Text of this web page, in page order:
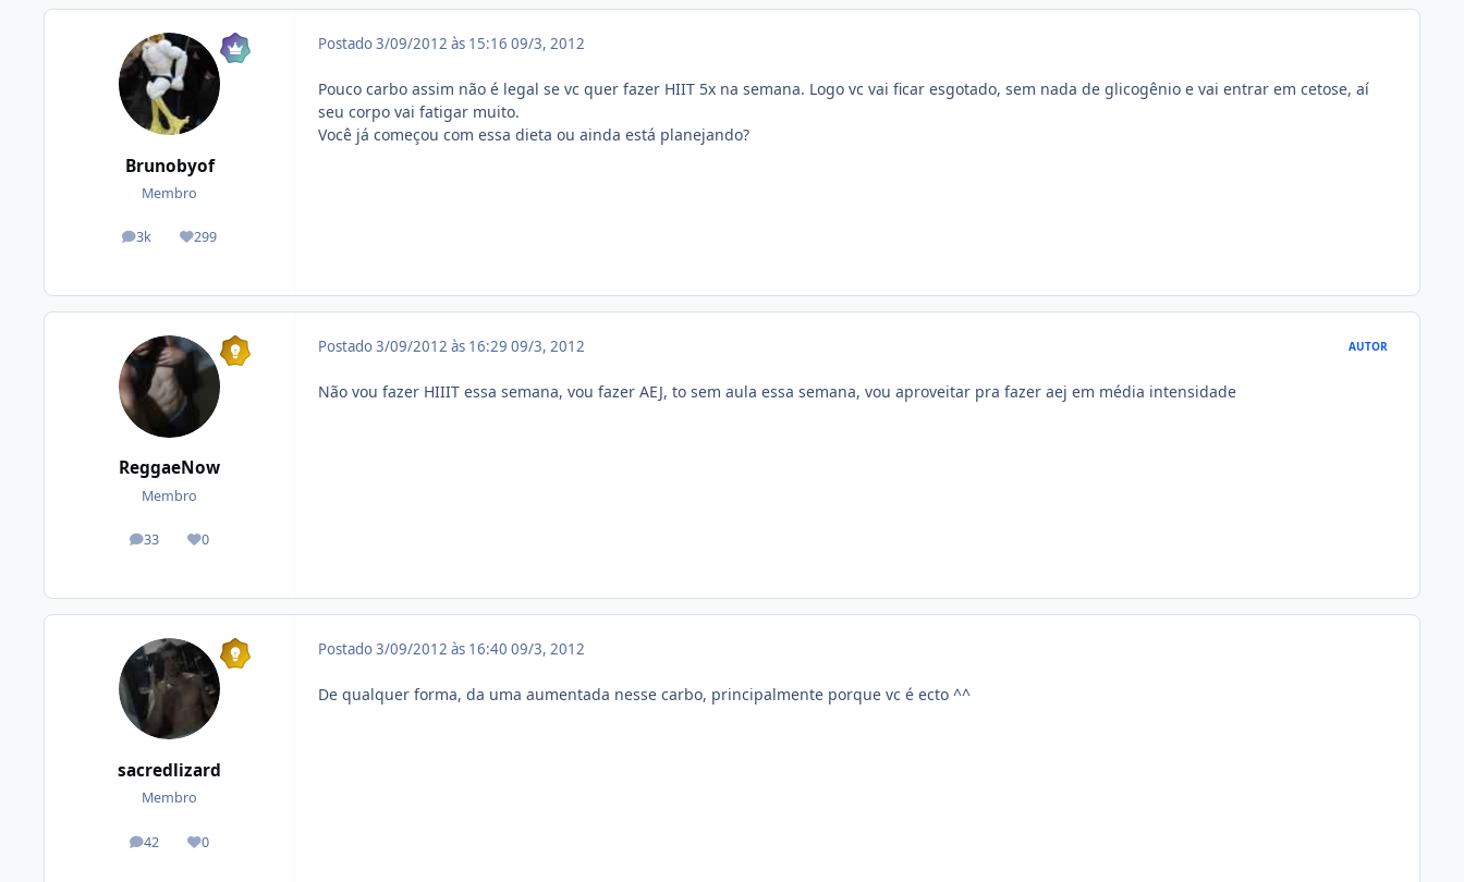
Brunobyof
Membro
3k
posts 299
Reputação
Postado3/09/2012 às 15:16 09/3, 2012
Pouco carbo assim não é legal se vc quer fazer HIIT 5x na semana. Logo vc vai ficar esgotado, sem nada de glicogênio e vai entrar em cetose, aí
seu corpo vai fatigar muito.
Você já começou com essa dieta ou ainda está planejando?
ReggaeNow
Membro
33
posts 0
Reputação
Postado3/09/2012 às 16:29 09/3, 2012 AUTOR
Não vou fazer HIIIT essa semana, vou fazer AEJ, to sem aula essa semana, vou aproveitar pra fazer aej em média intensidade
sacredlizard
Membro
42
posts 0
Reputação
Postado3/09/2012 às 16:40 09/3, 2012
De qualquer forma, da uma aumentada nesse carbo, principalmente porque vc é ecto ^^